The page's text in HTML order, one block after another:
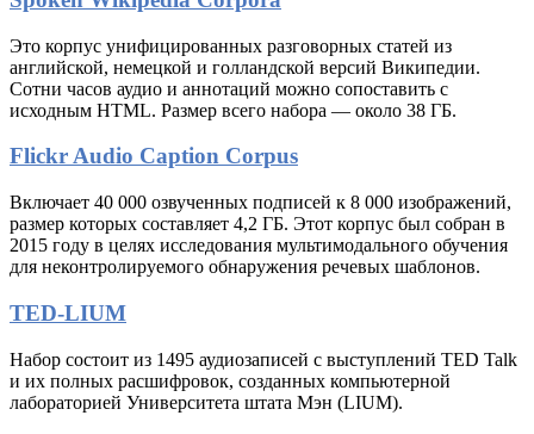
Это корпус унифицированных разговорных статей из
английской, немецкой и голландской версий Википедии.
Сотни часов аудио и аннотаций можно сопоставить с
исходным HTML. Размер всего набора — около 38 ГБ.
Flickr Audio Caption Corpus
Включает 40 000 озвученных подписей к 8 000 изображений,
размер которых составляет 4,2 ГБ. Этот корпус был собран в
2015 году в целях исследования мультимодального обучения
для неконтролируемого обнаружения речевых шаблонов.
TED-LIUM
Набор состоит из 1495 аудиозаписей с выступлений TED Talk
и их полных расшифровок, созданных компьютерной
лабораторией Университета штата Мэн (LIUM).